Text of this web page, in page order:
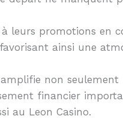
leurs promotions en
ainsi une
non
financier
au Leon Casino.